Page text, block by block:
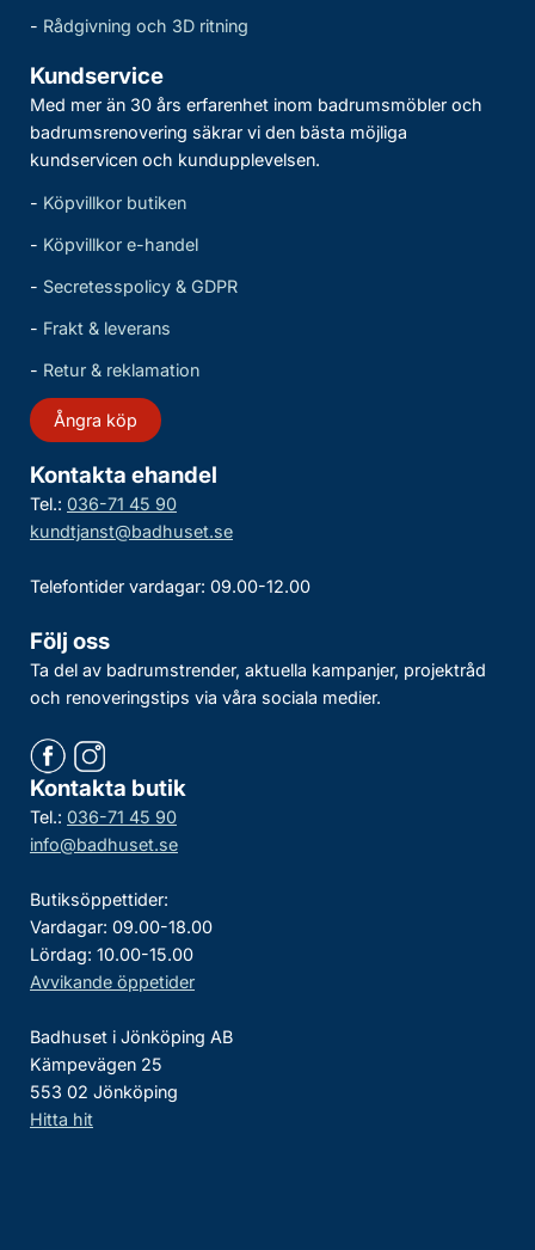
- Rådgivning och 3D ritning
Kundservice
Med mer än 30 års erfarenhet inom badrumsmöbler och
badrumsrenovering säkrar vi den bästa möjliga
kundservicen och kundupplevelsen.
- Köpvillkor butiken
- Köpvillkor e-handel
- Secretesspolicy & GDPR
- Frakt & leverans
- Retur & reklamation
Ångra köp
Kontakta ehandel
Tel.: 036-71 45 90
kundtjanst@badhuset.se
Telefontider vardagar: 09.00-12.00
Följ oss
Ta del av badrumstrender, aktuella kampanjer, projektråd
och renoveringstips via våra sociala medier.
Kontakta butik
Tel.: 036-71 45 90
info@badhuset.se
Butiksöppettider:
Vardagar: 09.00-18.00
Lördag: 10.00-15.00
Avvikande öppetider
Badhuset i Jönköping AB
Kämpevägen 25
553 02 Jönköping
Hitta hit